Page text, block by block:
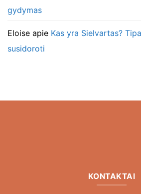
gydymas
Eloise apie Kas yra Sielvartas?
susidoroti
KONTAKTAI